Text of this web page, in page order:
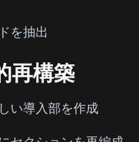
を抽出
再構築
い導入部を作成